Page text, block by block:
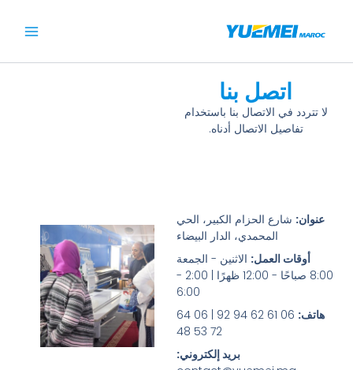
اتصل بنا
لا تتردد في الاتصال بنا باستخدام
تفاصيل الاتصال أدناه.
عنوان: شارع الحزام الكبير، الحي
المحمدي، الدار البيضاء
أوقات العمل: الاثنين - الجمعة
8:00 صباحًا - 12:00 ظهرًا | 2:00 -
6:00
هاتف:
06 61 62 94 92 | 06 64
72 53 48
بريد إلكتروني: